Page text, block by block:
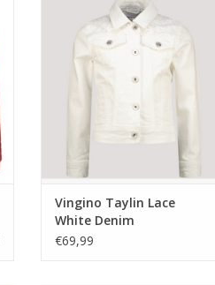
feestcollectie
TOEVOEGEN AAN WINKELWAGEN
Vingino Taylin Lace
White Denim
feestcollectie
€69,99